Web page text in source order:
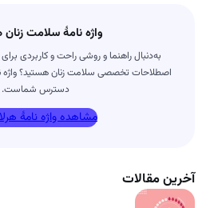
واژه نامۀ سلامت
به‌دنبال راهنما و روشی راحت و کاربردی
اصطلاحات تخصصی سلامت زنان هستید؟ واژه
دسترس شماست.
مشاهده واژه نامۀ
آخرین مقالات